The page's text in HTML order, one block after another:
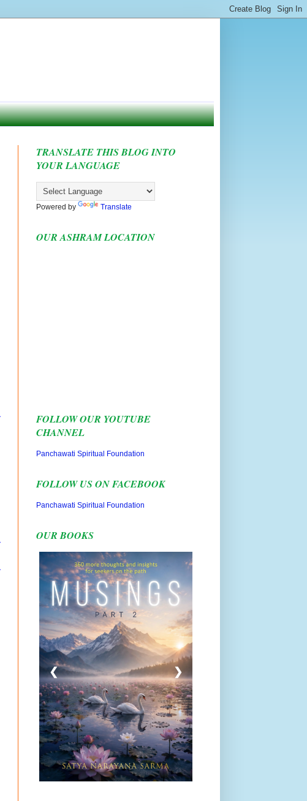
TRANSLATE THIS BLOG INTO
YOUR LANGUAGE
Powered by Translate
OUR ASHRAM LOCATION
FOLLOW OUR YOUTUBE
CHANNEL
Panchawati Spiritual Foundation
FOLLOW US ON FACEBOOK
Panchawati Spiritual Foundation
OUR BOOKS
❮ ❯